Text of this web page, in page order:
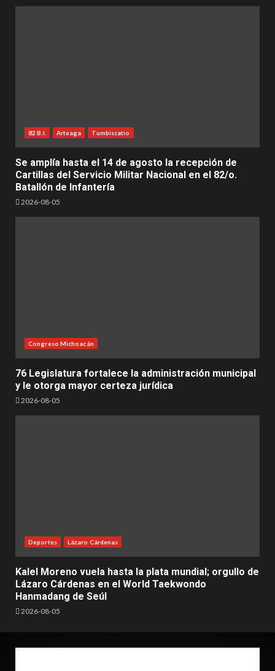
82 B.I. Arteaga Tumbiscatio
Se amplía hasta el 14 de agosto la recepción de
Cartillas del Servicio Militar Nacional en el 82/o.
Batallón de Infantería
2026-08-05
Congreso Michoacán
76 Legislatura fortalece la administración municipal
y le otorga mayor certeza jurídica
2026-08-05
Deportes Lázaro Cárdenas
Kalel Moreno vuela hasta la plata mundial; orgullo de
Lázaro Cárdenas en el World Taekwondo
Hanmadang de Seúl
2026-08-05